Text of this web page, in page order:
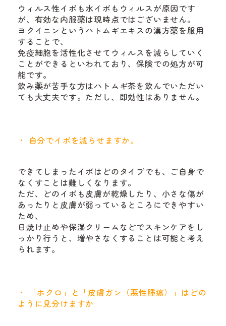
ウィルス性イボも水イボもウィルスが原因です
が、有効な内服薬は現時点ではございません。
ヨクイニンというハトムギエキスの漢方薬を服用
することで、
免疫細胞を活性化させてウィルスを減らしていく
ことができるといわれており、保険での処方が可
能です。
飲み薬が苦手な方はハトムギ茶を飲んでいただい
ても大丈夫です。ただし、即効性はありません。
自分でイボを減らせますか。
できてしまったイボはどのタイプでも、ご自身で
なくすことは難しくなります。
ただ、どのイボも皮膚が乾燥したり、小さな傷が
あったりと皮膚が弱っているところにできやすい
ため、
日焼け止めや保湿クリームなどでスキンケアをし
っかり行うと、増やさなくすることは可能と考え
られます。
「ホクロ」と「皮膚ガン（悪性腫瘍）」はどの
ように見分けますか